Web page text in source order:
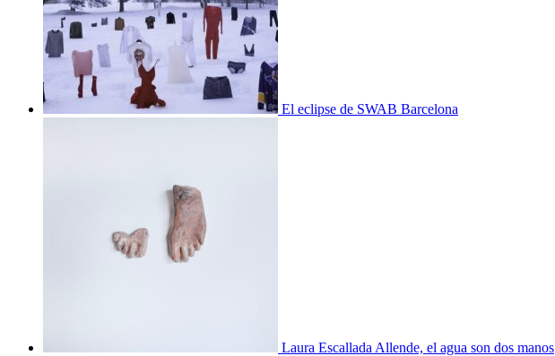
El eclipse de SWAB Barcelona
Laura Escallada Allende, el agua son dos manos